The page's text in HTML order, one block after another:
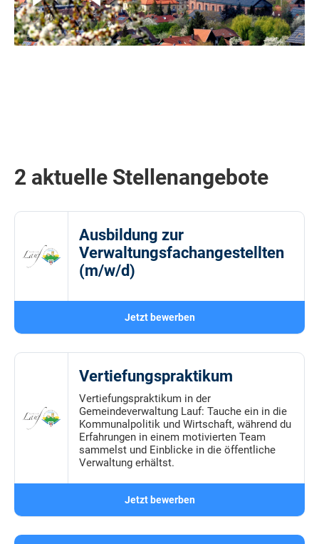
2 aktuelle Stellenangebote
Ausbildung zur
Verwaltungsfachangestellten
(m/w/d)
Jetzt bewerben
Vertiefungspraktikum
Vertiefungspraktikum in der
Gemeindeverwaltung Lauf: Tauche ein in die
Kommunalpolitik und Wirtschaft, während du
Erfahrungen in einem motivierten Team
sammelst und Einblicke in die öffentliche
Verwaltung erhältst.
Jetzt bewerben